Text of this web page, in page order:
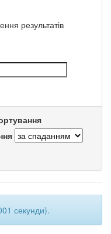
результатів
секунди).